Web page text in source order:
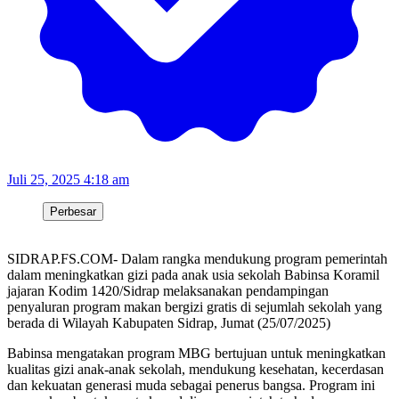
Juli 25, 2025 4:18 am
Perbesar
SIDRAP.FS.COM- Dalam rangka mendukung program pemerintah
dalam meningkatkan gizi pada anak usia sekolah Babinsa Koramil
jajaran Kodim 1420/Sidrap melaksanakan pendampingan
penyaluran program makan bergizi gratis di sejumlah sekolah yang
berada di Wilayah Kabupaten Sidrap, Jumat (25/07/2025)
Babinsa mengatakan program MBG bertujuan untuk meningkatkan
kualitas gizi anak-anak sekolah, mendukung kesehatan, kecerdasan
dan kekuatan generasi muda sebagai penerus bangsa. Program ini